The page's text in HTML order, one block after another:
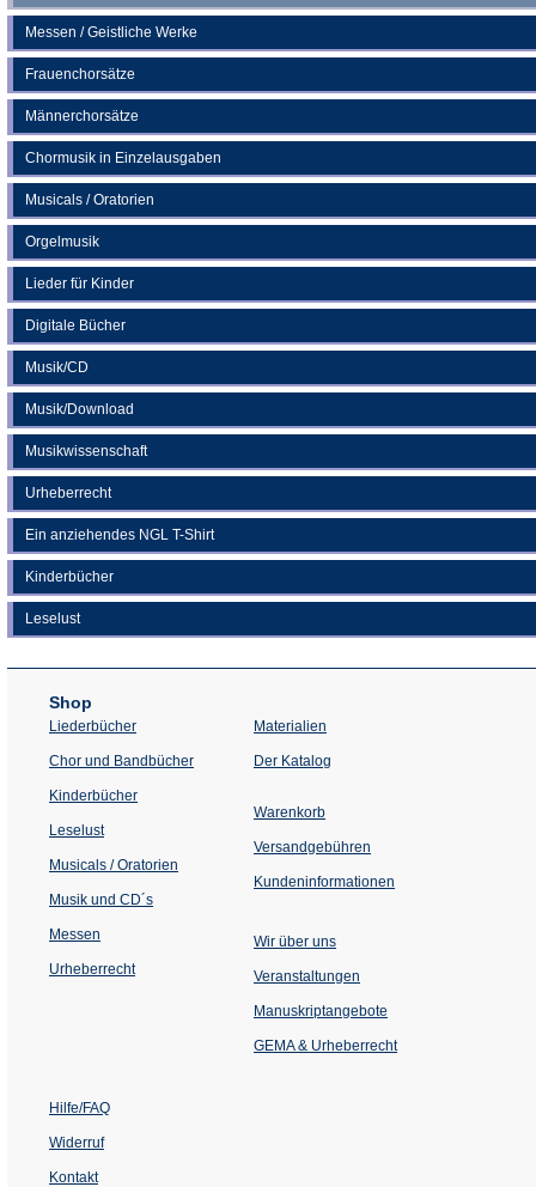
Messen / Geistliche Werke
Frauenchorsätze
Männerchorsätze
Chormusik in Einzelausgaben
Musicals / Oratorien
Orgelmusik
Lieder für Kinder
Digitale Bücher
Musik/CD
Musik/Download
Musikwissenschaft
Urheberrecht
Ein anziehendes NGL T-Shirt
Kinderbücher
Leselust
Shop
Liederbücher
Chor und Bandbücher
Kinderbücher
Leselust
Musicals / Oratorien
Musik und CD´s
Messen
Urheberrecht
Materialien
Der Katalog
Warenkorb
Versandgebühren
Kundeninformationen
Wir über uns
Veranstaltungen
einem
Tab)
Manuskriptangebote
GEMA & Urheberrecht
Hilfe/FAQ
Widerruf
Kontakt